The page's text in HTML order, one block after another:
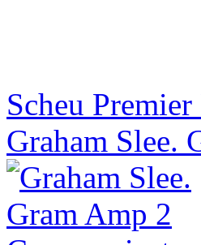
Scheu
Graham Slee.